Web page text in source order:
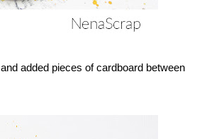
and added pieces of cardboard between